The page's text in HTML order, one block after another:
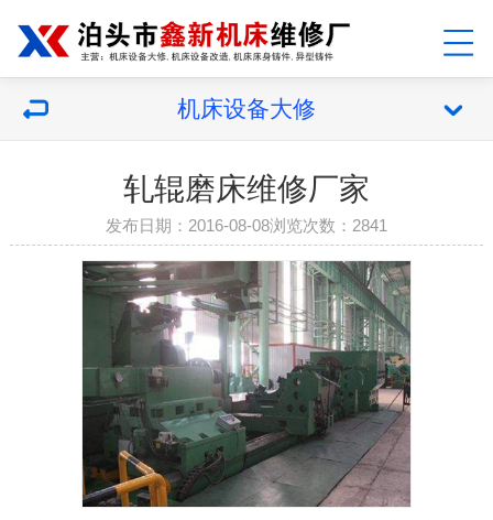
机床设备大修
轧辊磨床维修厂家
发布日期：2016-08-08浏览次数：2841